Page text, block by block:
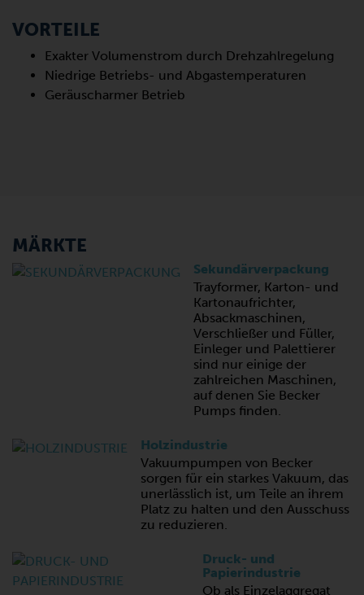
VORTEILE
Exakter Volumenstrom durch Drehzahlregelung
Niedrige Betriebs- und Abgastemperaturen
Geräuscharmer Betrieb
MÄRKTE
Sekundärverpackung
Trayformer, Karton- und
Kartonaufrichter,
Absackmaschinen,
Verschließer und Füller,
Einleger und Palettierer
sind nur einige der
zahlreichen Maschinen,
auf denen Sie Becker
Pumps finden.
Holzindustrie
Vakuumpumpen von Becker
sorgen für ein starkes Vakuum, das
unerlässlich ist, um Teile an ihrem
Platz zu halten und den Ausschuss
zu reduzieren.
Druck- und
Papierindustrie
Ob als Einzelaggregat